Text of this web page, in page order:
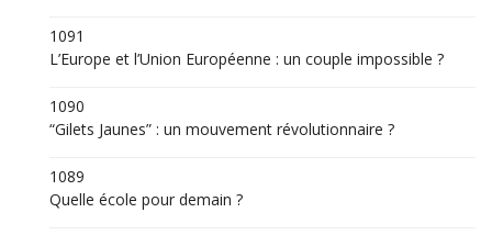
1091
L’Europe et l’Union Européenne : un couple impossible ?
1090
“Gilets Jaunes” : un mouvement révolutionnaire ?
1089
Quelle école pour demain ?